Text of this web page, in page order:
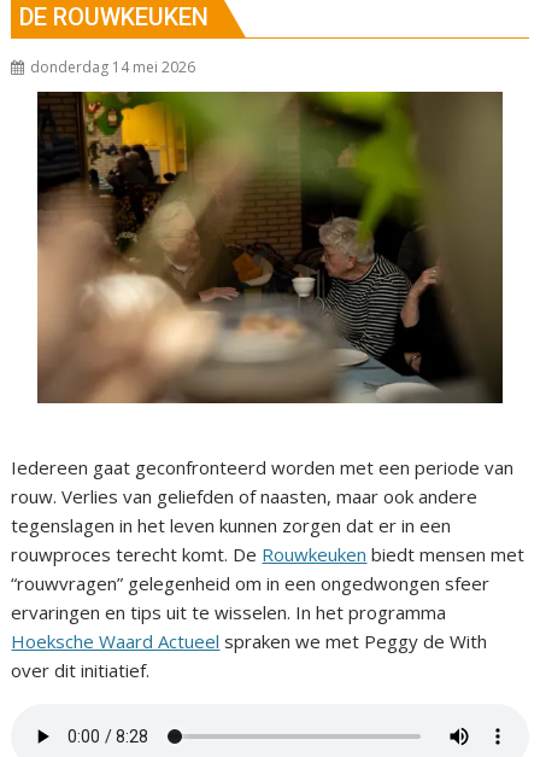
DE ROUWKEUKEN
donderdag 14 mei 2026
Iedereen gaat geconfronteerd worden met een periode van
rouw. Verlies van geliefden of naasten, maar ook andere
tegenslagen in het leven kunnen zorgen dat er in een
rouwproces terecht komt. De Rouwkeuken biedt mensen met
“rouwvragen” gelegenheid om in een ongedwongen sfeer
ervaringen en tips uit te wisselen. In het programma
Hoeksche Waard Actueel spraken we met Peggy de With
over dit initiatief.